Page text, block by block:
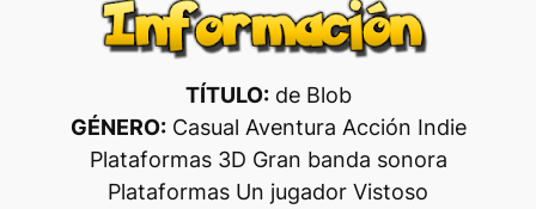
TÍTULO:de Blob
GÉNERO:Casual Aventura Acción Indie
Plataformas 3D Gran banda sonora
Plataformas Un jugador Vistoso